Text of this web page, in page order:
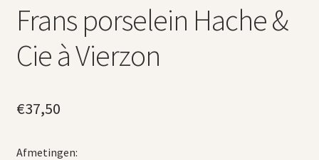
Frans porselein Hache &
Cie à Vierzon
€37,50
Afmetingen: